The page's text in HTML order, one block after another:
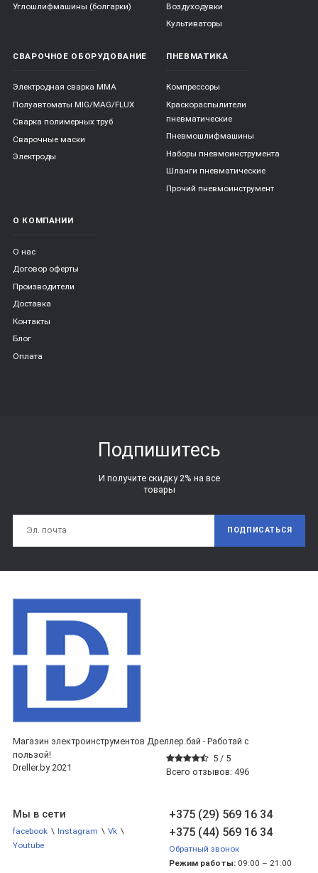
Углошлифмашины (болгарки)
Воздуходувки
Культиваторы
СВАРОЧНОЕ ОБОРУДОВАНИЕ
Электродная сварка ММА
Полуавтоматы MIG/MAG/FLUX
Сварка полимерных труб
Сварочные маски
Электроды
ПНЕВМАТИКА
Компрессоры
Краскораспылители
пневматические
Пневмошлифмашины
Наборы пневмоинструмента
Шланги пневматические
Прочий пневмоинструмент
О КОМПАНИИ
О нас
Договор оферты
Производители
Доставка
Контакты
Блог
Оплата
Подпишитесь
И получите скидку 2% на все
товары
ПОДПИСАТЬСЯ
Магазин электроинструментов Дреллер.бай - Работай с
пользой!
5 / 5
Всего отзывов: 496
Dreller.by 2021
+375 (29) 569 16 34
+375 (44) 569 16 34
Обратный звонок
Режим работы: 09:00 – 21:00
Мы в сети
facebook \ Instagram \ Vk \
Youtube